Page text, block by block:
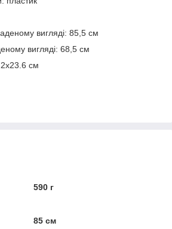
вигляді: 85,5 см
вигляді: 68,5 см
см
590 г
85 см